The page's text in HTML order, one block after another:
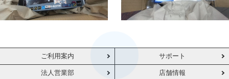
ご利用案内 サポート
法人営業部 店舗情報